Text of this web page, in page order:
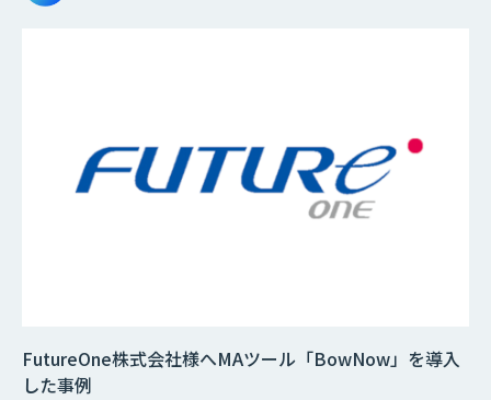
FutureOne株式会社様へMAツール「BowNow」を導入
した事例